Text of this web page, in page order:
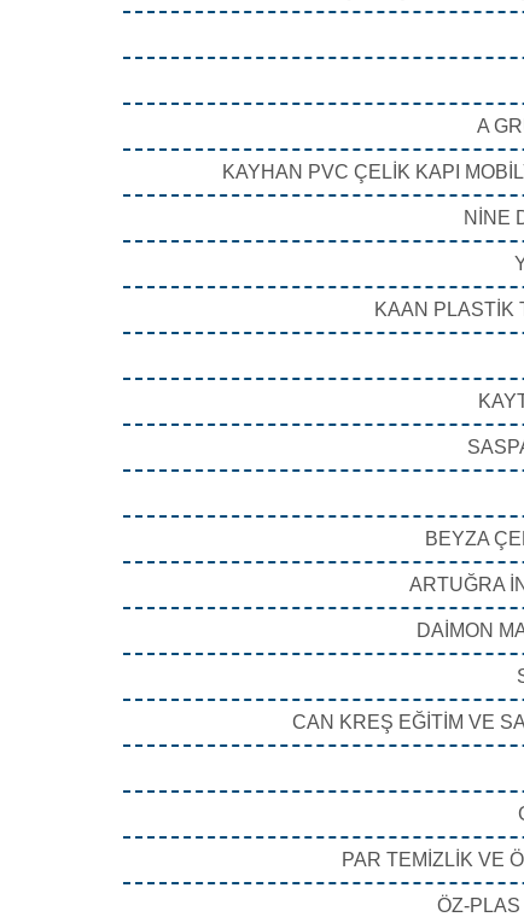
A
KAYHAN PVC ÇELİK KAPI
NİNE
KAAN PLASTİK
BEYZA
ARTUĞRA
DAİMON
CAN KREŞ EĞİTİM VE
PAR TEMİZLİK VE
ÖZ-